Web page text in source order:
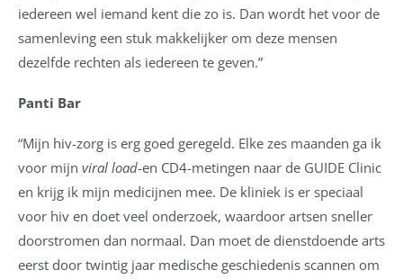
iedereen wel iemand kent die zo is. Dan wordt het voor de
samenleving een stuk makkelijker om deze mensen
dezelfde rechten als iedereen te geven.”
Panti Bar
“Mijn hiv-zorg is erg goed geregeld. Elke zes maanden ga ik
voor mijn viral load-en CD4-metingen naar de GUIDE Clinic
en krijg ik mijn medicijnen mee. De kliniek is er speciaal
voor hiv en doet veel onderzoek, waardoor artsen sneller
doorstromen dan normaal. Dan moet de dienstdoende arts
eerst door twintig jaar medische geschiedenis scannen om